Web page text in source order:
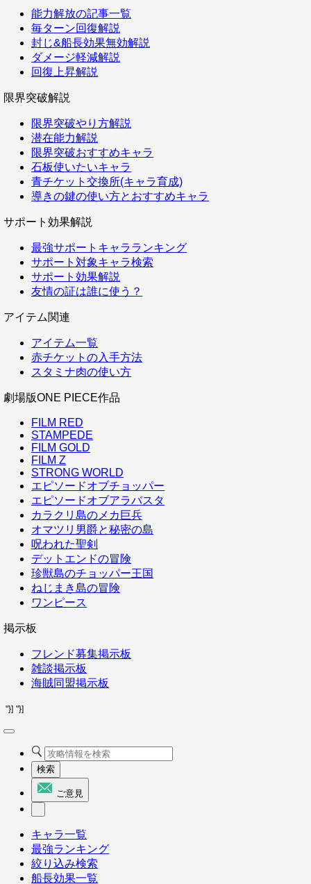
能力解放の記事一覧
毎ターン回復解説
封じ&船長効果無効解説
ダメージ軽減解説
回復上昇解説
限界突破解説
限界突破やり方解説
潜在能力解説
限界突破おすすめキャラ
石板使いたいキャラ
青チケット交換所(キャラ育成)
導きの鍵の使い方とおすすめキャラ
サポート効果解説
最強サポートキャラランキング
サポート対象キャラ検索
サポート効果解説
友情の証は誰に使う？
アイテム関連
アイテム一覧
赤チケットの入手方法
スタミナ肉の使い方
劇場版ONE PIECE作品
FILM RED
STAMPEDE
FILM GOLD
FILM Z
STRONG WORLD
エピソードオブチョッパー
エピソードオブアラバスタ
カラクリ島のメカ巨兵
オマツリ男爵と秘密の島
呪われた聖剣
デットエンドの冒険
珍獣島のチョッパー王国
ねじまき島の冒険
ワンピース
掲示板
フレンド募集掲示板
雑談掲示板
海賊同盟掲示板
"}] "}]
検索
ご意見
キャラ一覧
最強ランキング
絞り込み検索
船長効果一覧